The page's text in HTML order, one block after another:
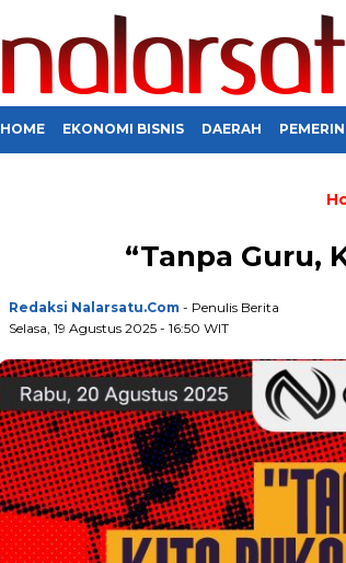
HOME EKONOMI BISNIS DAERAH
“Tanpa Guru,
Redaksi Nalarsatu.com - Penulis Berita
Selasa, 19 Agustus 2025 - 16:50 WIT